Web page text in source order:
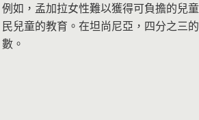
例如，孟加拉女性難以獲得可負擔的兒
民兒童的教育。在坦尚尼亞，四分之三
數。